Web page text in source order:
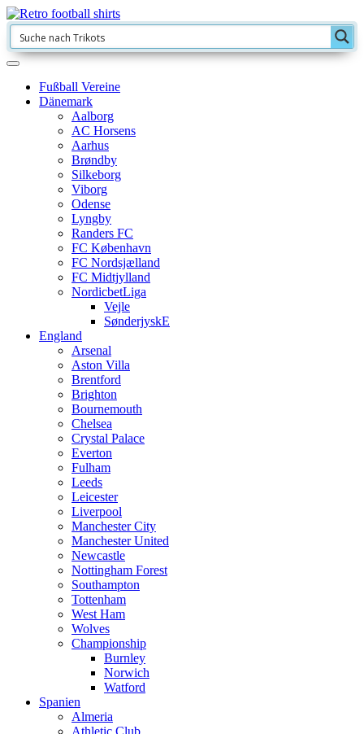
Fußball Vereine
Dänemark
Aalborg
AC Horsens
Aarhus
Brøndby
Silkeborg
Viborg
Odense
Lyngby
Randers FC
FC København
FC Nordsjælland
FC Midtjylland
NordicbetLiga
Vejle
SønderjyskE
England
Arsenal
Aston Villa
Brentford
Brighton
Bournemouth
Chelsea
Crystal Palace
Everton
Fulham
Leeds
Leicester
Liverpool
Manchester City
Manchester United
Newcastle
Nottingham Forest
Southampton
Tottenham
West Ham
Wolves
Championship
Burnley
Norwich
Watford
Spanien
Almeria
Athletic Club